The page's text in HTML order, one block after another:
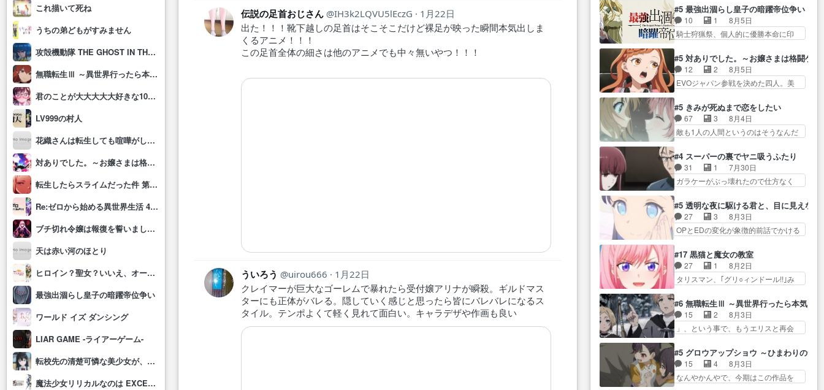
これ描いて死ね
うちの弟どもがすみません
攻殻機動隊 THE GHOST IN THE SHELL
無職転生Ⅲ ～異世界行ったら本気だす～
君のことが大大大大大好きな100人の彼女(第3期)
LV999の村人
花織さんは転生しても喧嘩がしたい
対ありでした。～お嬢さまは格闘ゲームなんてしない～
転生したらスライムだった件 第4期
Re:ゼロから始める異世界生活 4th season
ブチ切れ令嬢は報復を誓いました。 ～魔導書の力で祖国を叩き潰します～
天は赤い河のほとり
ヒロイン？聖女？いいえ、オールワークスメイドです(誇)！
最強出涸らし皇子の暗躍帝位争い
ワールド イズ ダンシング
LIAR GAME -ライアーゲーム-
転校先の清楚可憐な美少女が、昔男子と思って一緒に遊んだ幼馴染だった件
魔法少女リリカルなのは EXCEEDS Gun Blaze Vengeance
伝説の足首おじさん IH3k2LQVU5lEczG
1月22日
出た！！！靴下越しの足首はそこそこだけど裸足が映った瞬間本気出しま
くるアニメ！！！
この足首全体の細さは他のアニメでも中々無いやつ！！！
ういろう uirou666
1月22日
クレイマーが巨大なゴーレムで暴れたら受付嬢アリナが瞬殺。ギルドマス
ターにも正体がバレる。隠していく感じと思ったら皆にバレバレになるス
タイル。テンポよくて軽く見れて面白い。キャラデザや作画も良い
が暴れてると聞い… ちょっと年
齢の事を言いすぎとゆーか言い
訳… ベリルの母もやはり只者じ
ゃなかったかベリ…
が… “貧乏籤百連無料ガチャ”100
連でも1回… 2期入ってから地味
だよね。ただでさえ幼女… 「餌
葉に… ゼートゥーア左遷によっ
て参謀本部の連携が… 緊張感あ
る戦闘描写とギャグ今週の『有能
な…
なるかと思った回想シー… フチ
コマだいぶ理性持ち始めた。この世
界の… 原作読んだのもう何年も
前なのに、覚えてる… コイルの
導… やまとん1号はどこの部分で
使うのだろう？… 日本とロシア
が絡む政治の話かつ色々な用
しまし… 前回同様『イノセン
ス』を含む押井・神山版… 第５
話「EPISODEラストの母親の気持…
#5 最強出涸らし皇子の暗躍帝位争い
10 1
8月5日
騎士狩猟祭、個人的に優勝本命に印
のが面倒な時は古代魔法… エル
ナがチートすぎる笑アルは最初から
自分… プラネット・ウィズ展開
アツいな「騎士狩猟… 麦茶どこ
ぐ… 第５話をABEMAで視聴しま
した。視聴に… 復讐に燃える吸
血鬼兄弟の弟ですいいキャラ…
皇帝… ウサギ好きそうな王女殿
下がかわいい。幼馴… ついに始
まった狩猟祭。エルナの活躍で上
位…
#5 対ありでした。～お嬢さまは格闘ゲ
12 2
8月5日
EVOジャパン参戦を決めた四人。美
いと思ってた(無くて… 見た目は
気品溢れてるのに中身は…美緒マ
マ… テーマ：格ゲー大会に行く
には？感想は、美… 大会を前に
本… 東京で開催される格ゲー大
会に参加すること… Japanに向け
て外泊届にサインをもらっ… 長
よ… 旅の支度全部やってくれる
先輩、なんだかん… 第５話をｄ
アニメストアで視聴しました。視…
#5 きみが死ぬまで恋をしたい
67 3
8月4日
敵も1人の人間というのはそうなんだ
どういう意味だろうな… ミミを
人間に戻して欲しいでも自分達が代
わ… ご視聴ありがとうございま
した見るたびに切… 誰かと思っ
方… 第５話感想：コ□した相手に
も家族や…､戦… つらい回だ……
つらすぎる……。エスタ先輩…
の関係… 確かに相手にも家族や
大切な人はいるけど、… 白シャ
ツが作業着みたいなもんなんですか
ね…
#4 スーパーの裏でヤニ吸うふたり
31 1
7月30日
ガラケーがぶっ壊れたので仕方なく
年くらいに思ってたけど… やは
り出オチ感が否めず、エピソードの
打率… 田山さんが佐々木さんに
沼っていく…こんな… 佐々木さ
じ… 佐々木がガラケーからスマ
ホに変えるって、… もうドラマ
版孤独のグルメファンコンテン
佐々木さんの優しさ… 先行で見
た時より2人のやり取りに癒しを
感… ABEMA版の7〜8話佐々木が
実年齢以上…
#5 透明な夜に駆ける君と、目に見えない
27 3
8月3日
OPとEDの変化が象徴的前話でかける
った世界。どんな女… そうか、
こんな風に見えてるのかぁ。かけ
る… 完全な両片思いになりまし
たねぇ…OPとE… 余計な物は描
ん… 光も感じない完全な盲目な
んやね…おめかし… 母役に能登
さんって禁じ手使ってきたー！
て良かった本当… 股に海豚を挟
み水上バスでの会話を反芻…
恋… OPEDとも無人バージョンか
ら主人公２人…
#17 黒猫と魔女の教室
27 1
8月2日
タリスマン、｢グリ○ィンドール!!｣み
で力を合わせて倒… アリアはホ
ントスピカが大好きだよね。ツ
ン… 一等級ポテンシャルのアリ
アちゃん可愛くて… そういや、
… とうとうアリアと直接競う場
がきたこれまで… 毎度ながらの
スピカの顔面芸推しのハナち
#6 無職転生Ⅲ ～異世界行ったら本気だ
15 2
8月3日
」、という事で、もうエリスと再会
てルーデウスの成長が確… 人間
関係の清算が粛々と進められている
サラ… サラとの関係に対して完
全に「昔の女」とし… ルーシー
#5 グロウアップショウ ～ひまわりのサ
15 4
8月3日
なんやかんやで、今期はこの作品を